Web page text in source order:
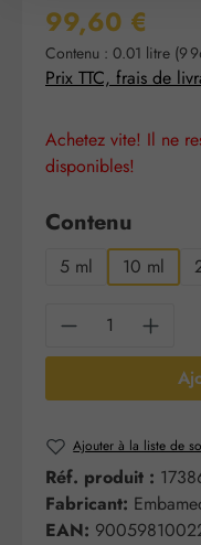
Prix régulier :
99,60 €
Contenu : 0.01 litre (9
Prix TTC, frais de
Achetez vite! Il ne
disponibles!
Sélectionnez
Contenu
5 ml 10 ml
Quantité de
Ajouter à la liste de
Réf. produit :
Fabricant:
EAN: